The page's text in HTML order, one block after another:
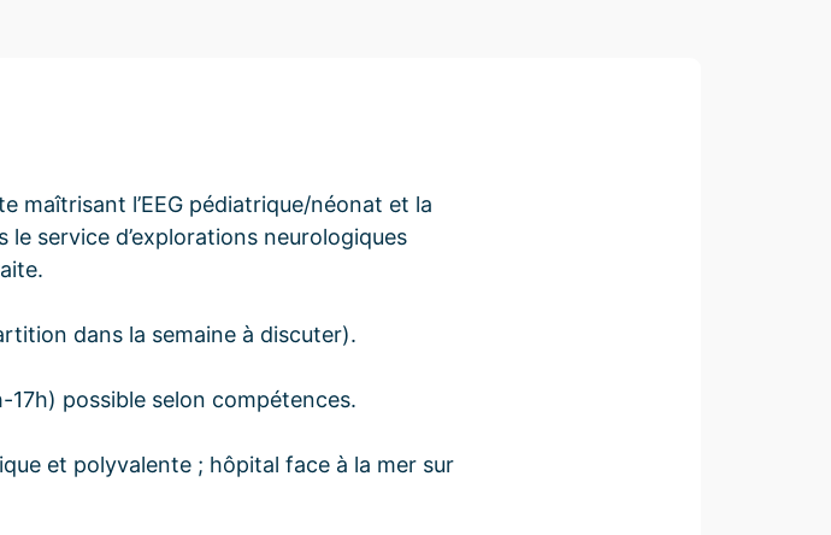
maîtrisant l’EEG pédiatrique/néonat et la
le service d’explorations neurologiques
dans la semaine à discuter).
possible selon compétences.
et polyvalente ; hôpital face à la mer sur